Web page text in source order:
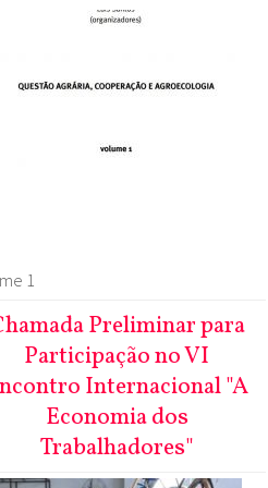
1
Preliminar para
Participação no VI
Internacional "A
Economia dos
Trabalhadores"